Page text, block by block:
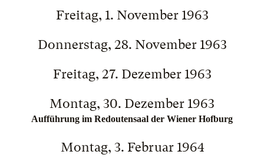
Freitag, 1. November 1963
Donnerstag, 28. November 1963
Freitag, 27. Dezember 1963
Montag, 30. Dezember 1963
Aufführung im Redoutensaal der Wiener Hofburg
Montag, 3. Februar 1964